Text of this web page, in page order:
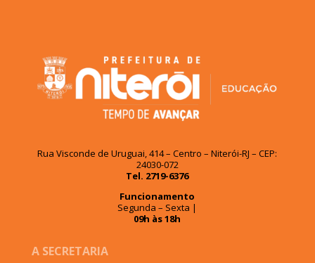
Rua Visconde de Uruguai, 414 – Centro – Niterói-RJ – CEP:
24030-072
Tel. 2719-6376
Funcionamento
Segunda – Sexta |
09h às 18h
A SECRETARIA